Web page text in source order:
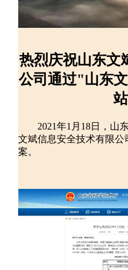
热烈庆祝山东文
公司通过"山东
2021年1月18日，山东
文斌信息安全技术有限
案。